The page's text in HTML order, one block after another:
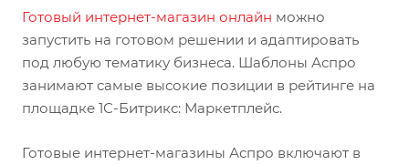
Готовый интернет-магазин онлайн можно
запустить на готовом решении и адаптировать
под любую тематику бизнеса. Шаблоны Аспро
занимают самые высокие позиции в рейтинге на
площадке 1С-Битрикс: Маркетплейс.
Готовые интернет-магазины Аспро включают в